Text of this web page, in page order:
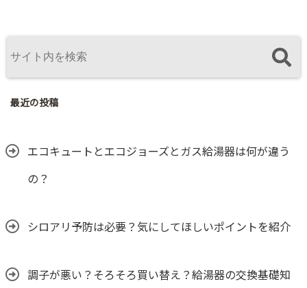
最近の投稿
エコキュートとエコジョーズとガス給湯器は何が違う
の？
シロアリ予防は必要？気にしてほしいポイントを紹介
調子が悪い？そろそろ買い替え？給湯器の交換基礎知